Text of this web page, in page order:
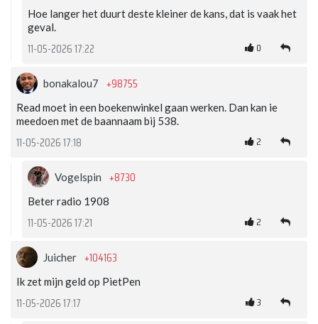
Hoe langer het duurt deste kleiner de kans, dat is vaak het
geval.
11-05-2026 17:22 0
bonakalou7 +98755
Read moet in een boekenwinkel gaan werken. Dan kan ie
meedoen met de baannaam bij 538.
11-05-2026 17:18 2
Vogelspin +8730
Beter radio 1908
11-05-2026 17:21 2
Juicher +104163
Ik zet mijn geld op PietPen
11-05-2026 17:17 3